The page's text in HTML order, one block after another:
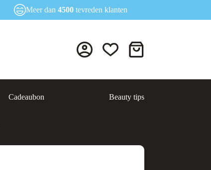
Meer dan 4500tevreden klanten
Winkelwagen
Cadeaubon Beauty tips